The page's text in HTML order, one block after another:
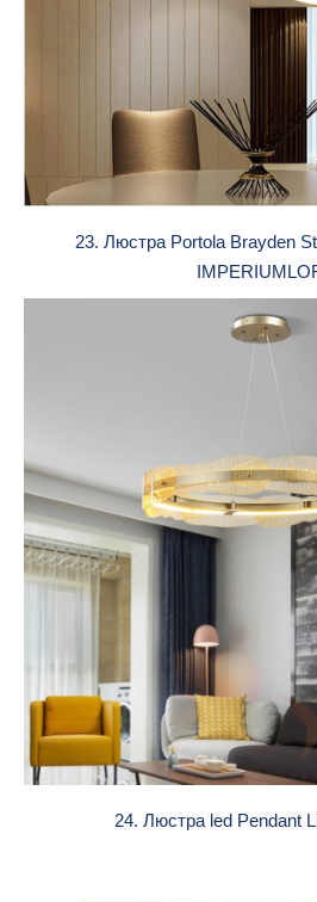
23. Люстра Portola Brayden
24. Люстра led Pendant